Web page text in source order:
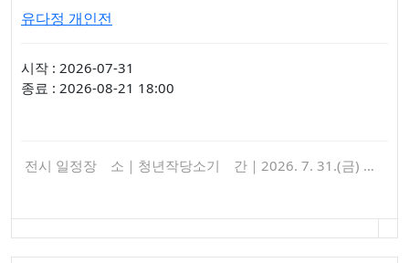
유다정 개인전
시작 : 2026-07-31
종료 : 2026-08-21 18:00
전시 일정장 소｜청년작당소기 간｜2026. 7. 31.(금) …